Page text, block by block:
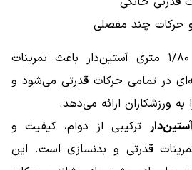
حرکات چند مفصلی
استفاده از میله هالتر ۱/۸۰ متری آستین‌دار باعث تمرینات
در تمامی حرکات قدرتی می‌شود و
به ورزشکاران ارائه می‌دهد.
ترکیبی از دوام، کیفیت و
قدرتی و بدنسازی است. این